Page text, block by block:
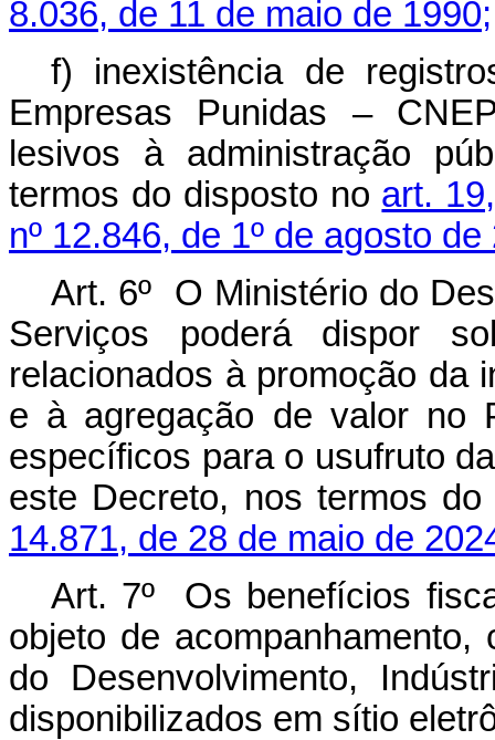
8.036, de 11 de maio de 1990;
f) inexistência de
Empresas Punidas –
lesivos à administração
termos do disposto no art.
nº 12.846, de 1º de agosto de
Art. 6º O Ministério do
Serviços poderá dispor
relacionados à promoção da
e à agregação de valor no
específicos para o usufruto
este Decreto, nos termos
14.871, de 28 de maio de
Art. 7º Os benefícios
objeto de
do Desenvolvimento,
disponibilizados em sítio